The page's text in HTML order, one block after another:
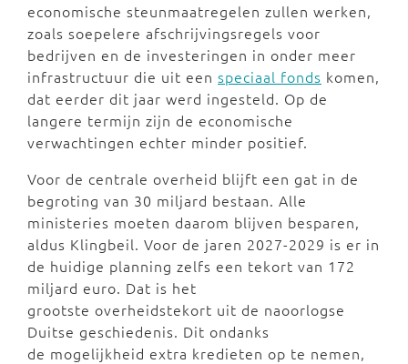
economische steunmaatregelen zullen werken,
zoals soepelere afschrijvingsregels voor
bedrijven en de investeringen in onder meer
infrastructuur die uit een speciaal fonds komen,
dat eerder dit jaar werd ingesteld. Op de
langere termijn zijn de economische
verwachtingen echter minder positief.
Voor de centrale overheid blijft een gat in de
begroting van 30 miljard bestaan. Alle
ministeries moeten daarom blijven besparen,
aldus Klingbeil. Voor de jaren 2027-2029 is er in
de huidige planning zelfs een tekort van 172
miljard euro. Dat is het
grootste overheidstekort uit de naoorlogse
Duitse geschiedenis. Dit ondanks
de mogelijkheid extra kredieten op te nemen,